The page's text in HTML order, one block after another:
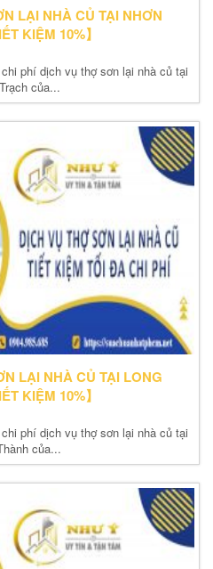
LẠI NHÀ CỦ TẠI NHƠN
KIỆM 10%】
phí dịch vụ thợ sơn lại nhà củ tại
của...
LẠI NHÀ CỦ TẠI LONG
KIỆM 10%】
phí dịch vụ thợ sơn lại nhà củ tại
của...